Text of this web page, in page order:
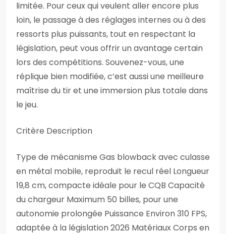
limitée. Pour ceux qui veulent aller encore plus
loin, le passage à des réglages internes ou à des
ressorts plus puissants, tout en respectant la
législation, peut vous offrir un avantage certain
lors des compétitions. Souvenez-vous, une
réplique bien modifiée, c’est aussi une meilleure
maîtrise du tir et une immersion plus totale dans
le jeu.
Critère Description
Type de mécanisme Gas blowback avec culasse
en métal mobile, reproduit le recul réel Longueur
19,8 cm, compacte idéale pour le CQB Capacité
du chargeur Maximum 50 billes, pour une
autonomie prolongée Puissance Environ 310 FPS,
adaptée à la législation 2026 Matériaux Corps en